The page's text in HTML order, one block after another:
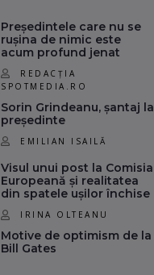
Președintele care nu se
rușina de nimic este
acum profund jenat
REDACȚIA
SPOTMEDIA.RO
Sorin Grindeanu, șantaj la
președinte
EMILIAN ISAILĂ
Visul unui post la Comisia
Europeană și realitatea
din spatele ușilor închise
IRINA OLTEANU
Motive de optimism de la
Bill Gates